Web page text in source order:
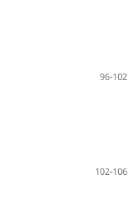
96-102
102-106